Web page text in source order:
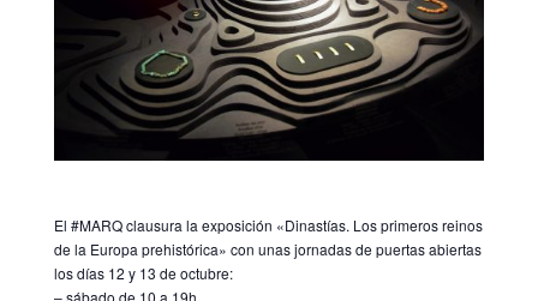
El #MARQclausura la exposición «Dinastías. Los primeros reinos
de la Europa prehistórica» con unas jornadas de puertas abiertas
los días 12 y 13 de octubre:
– sábado de 10 a 19h